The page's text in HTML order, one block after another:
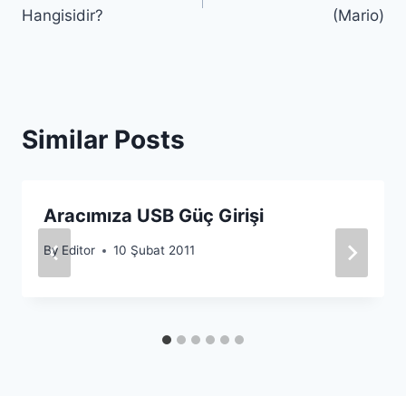
Hangisidir? (Mario)
Similar Posts
Aracımıza USB Güç Girişi
By Editor 10 Şubat 2011